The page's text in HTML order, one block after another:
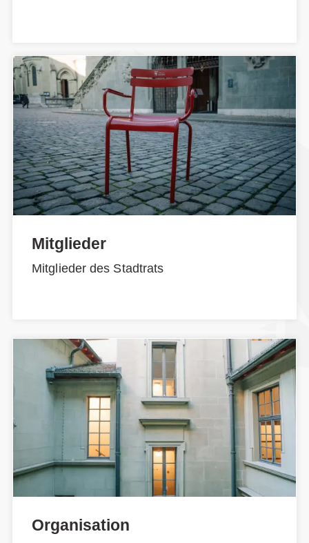
Mitglieder
Mitglieder des Stadtrats
Organisation